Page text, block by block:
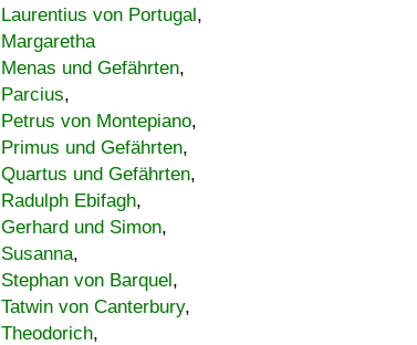
Laurentius von Portugal,
Margaretha
Menas und Gefährten,
Parcius,
Petrus von Montepiano,
Primus und Gefährten,
Quartus und Gefährten,
Radulph Ebifagh,
Gerhard und Simon,
Susanna,
Stephan von Barquel,
Tatwin von Canterbury,
Theodorich,